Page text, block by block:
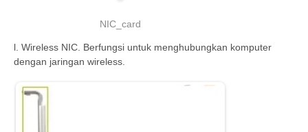
NIC_card
l. Wireless NIC. Berfungsi untuk menghubungkan komputer
dengan jaringan wireless.